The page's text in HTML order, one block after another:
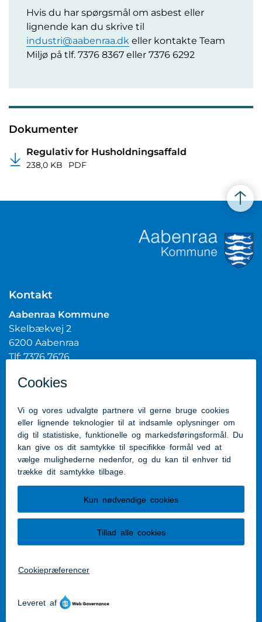
Hvis du har spørgsmål om asbest eller
lignende kan du skrive til
industri@aabenraa.dk eller kontakte Team
Miljø på tlf. 7376 8367 eller 7376 6292
Dokumenter
Regulativ for Husholdningsaffald
238,0 KB PDF
Kontakt
Aabenraa Kommune
Skelbækvej 2
6200 Aabenraa
Tlf: 7376 7676
CVR.nr.: 29189854
Genveje
Kontakt kommunen
Presserum
Tilgængelighedserklæring
Følg os
Følg os på Facebook